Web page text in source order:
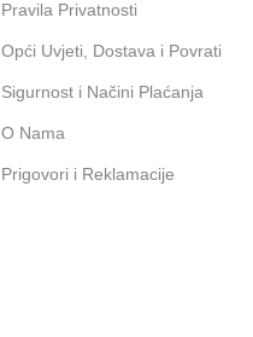
Pravila Privatnosti
Opći Uvjeti, Dostava i Povrati
Sigurnost i Načini Plaćanja
O Nama
Prigovori i Reklamacije